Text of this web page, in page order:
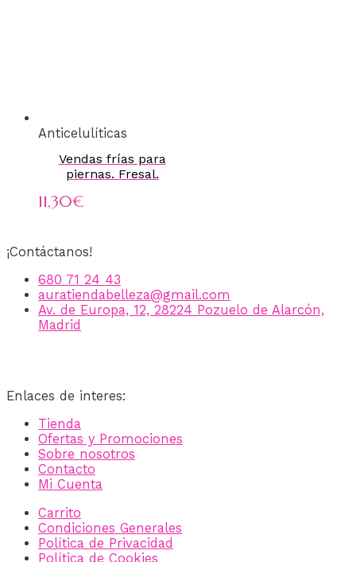
Anticelulíticas
Vendas frías para
piernas. Fresal.
11,30€
¡Contáctanos!
680 71 24 43
auratiendabelleza@gmail.com
Av. de Europa, 12, 28224 Pozuelo de Alarcón,
Madrid
Enlaces de interes:
Tienda
Ofertas y Promociones
Sobre nosotros
Contacto
Mi Cuenta
Carrito
Condiciones Generales
Política de Privacidad
Política de Cookies